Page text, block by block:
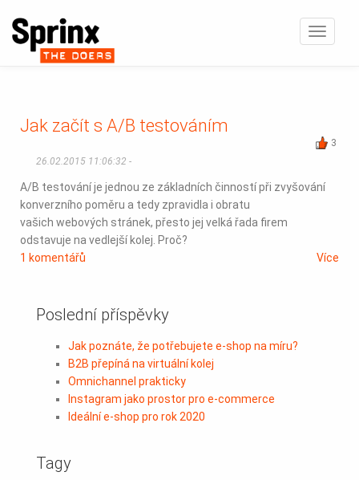
3
Jak začít s A/B testováním
26.02.2015 11:06:32 -
A/B testování je jednou ze základních činností při zvyšování
konverzního poměru a tedy zpravidla i obratu
vašich webových stránek, přesto jej velká řada firem
odstavuje na vedlejší kolej. Proč?
1 komentářů
Více
Poslední příspěvky
Jak poznáte, že potřebujete e-shop na míru?
B2B přepíná na virtuální kolej
Omnichannel prakticky
Instagram jako prostor pro e-commerce
Ideální e-shop pro rok 2020
Tagy